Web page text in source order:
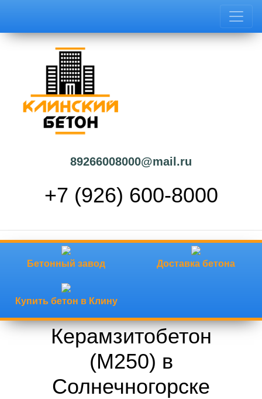
89266008000@mail.ru
+7 (926) 600-8000
Бетонный завод Доставка бетона
Купить бетон в Клину
Керамзитобетон
(М250) в
Солнечногорске